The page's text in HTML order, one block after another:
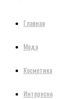
Главная
Мода
Косметика
Интересно